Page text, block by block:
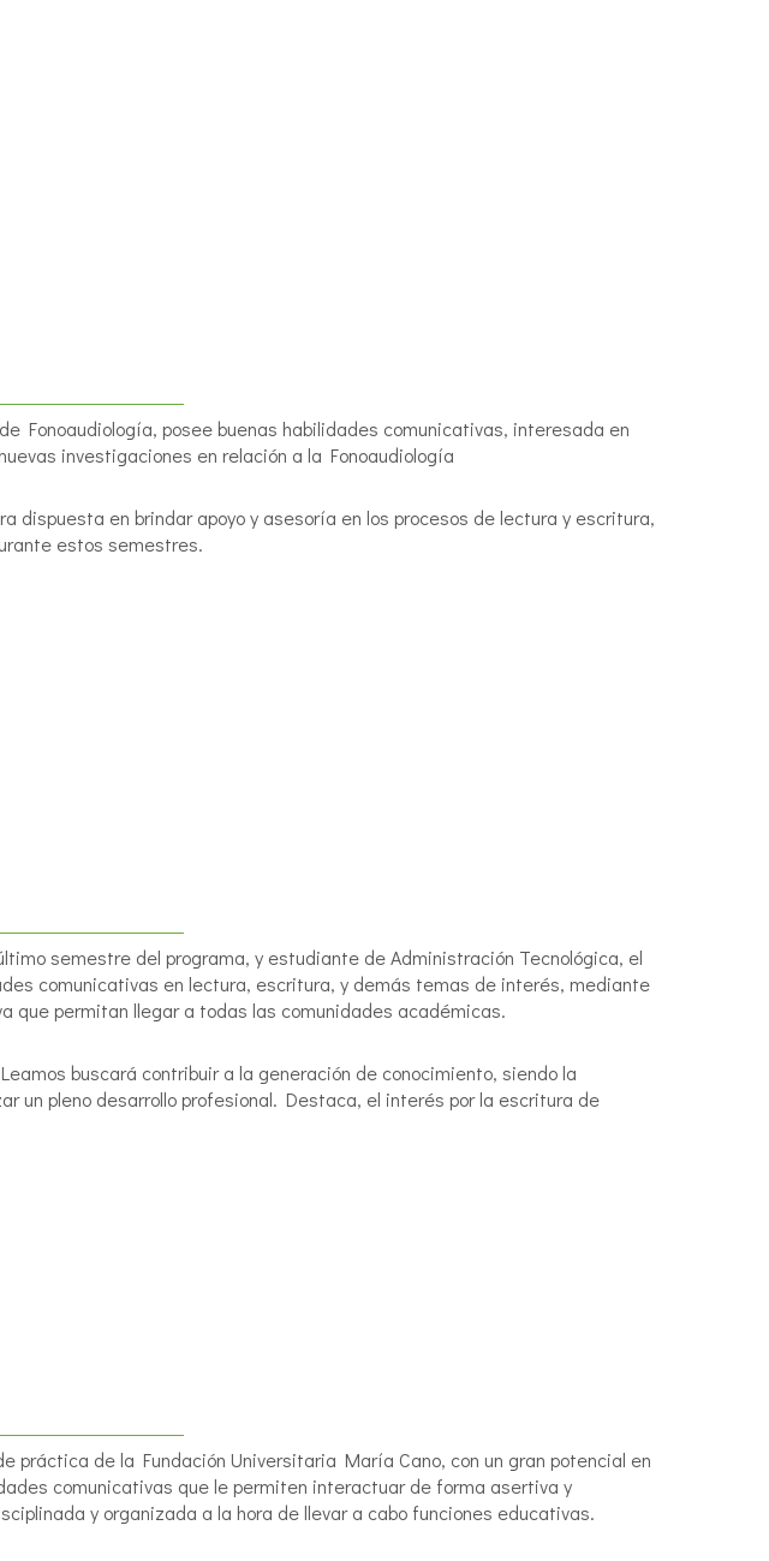
Fonoaudiología, posee buenas habilidades comunicativas, interesada en
investigaciones en relación a la Fonoaudiología
dispuesta en brindar apoyo y asesoría en los procesos de lectura y escritura,
estos semestres.
semestre del programa, y estudiante de Administración Tecnológica, el
comunicativas en lectura, escritura, y demás temas de interés, mediante
permitan llegar a todas las comunidades académicas.
buscará contribuir a la generación de conocimiento, siendo la
un pleno desarrollo profesional. Destaca, el interés por la escritura de
práctica de la Fundación Universitaria María Cano, con un gran potencial en
comunicativas que le permiten interactuar de forma asertiva y
y organizada a la hora de llevar a cabo funciones educativas.